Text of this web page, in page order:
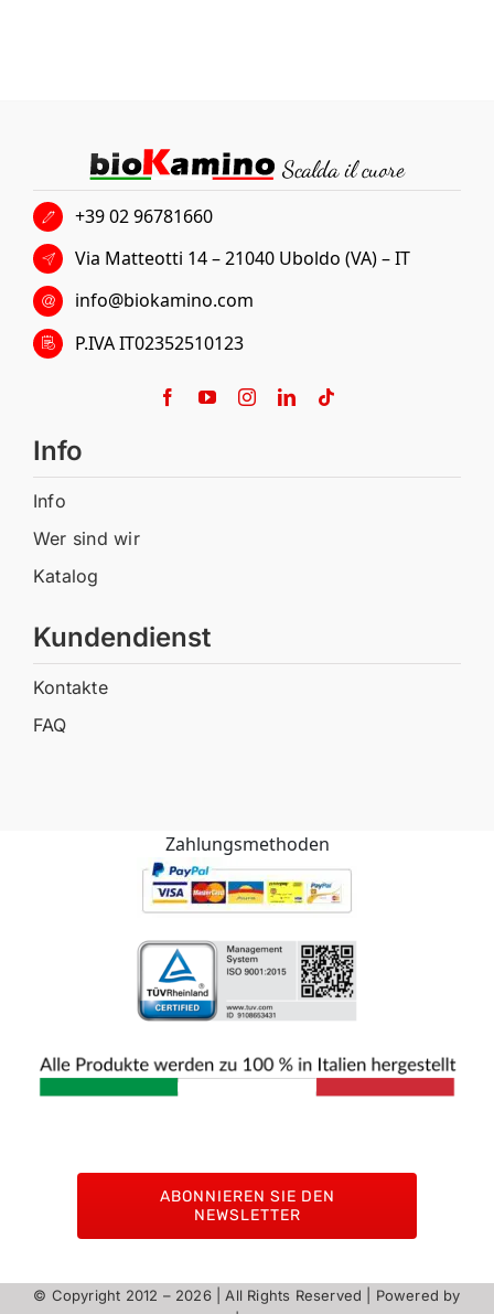
+39 02 96781660
Via Matteotti 14 – 21040 Uboldo (VA) – IT
info@biokamino.com
P.IVA IT02352510123
Info
Info
Wer sind wir
Katalog
Kundendienst
Kontakte
FAQ
Zahlungsmethoden
ABONNIEREN SIE DEN
NEWSLETTER
© Copyright 2012 – 2026 | All Rights Reserved | Powered by